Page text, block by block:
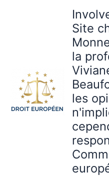
Site
la
les